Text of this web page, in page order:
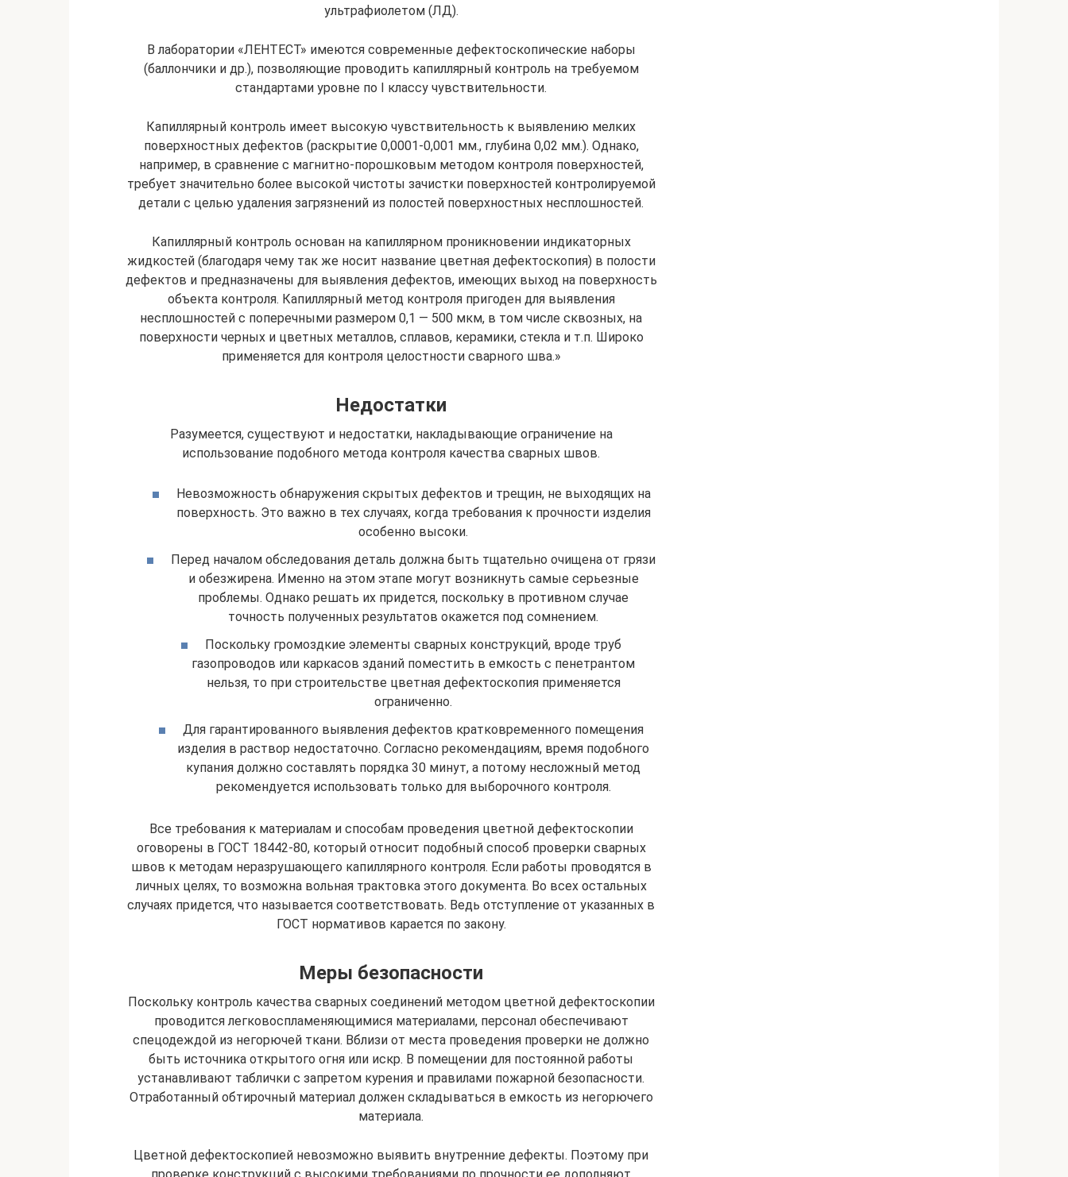
ультрафиолетом (ЛД).
В лаборатории «ЛЕНТЕСТ» имеются современные дефектоскопические наборы
(баллончики и др.), позволяющие проводить капиллярный контроль на требуемом
стандартами уровне по I классу чувствительности.
Капиллярный контроль имеет высокую чувствительность к выявлению мелких
поверхностных дефектов (раскрытие 0,0001-0,001 мм., глубина 0,02 мм.). Однако,
например, в сравнение с магнитно-порошковым методом контроля поверхностей,
требует значительно более высокой чистоты зачистки поверхностей контролируемой
детали с целью удаления загрязнений из полостей поверхностных несплошностей.
Капиллярный контроль основан на капиллярном проникновении индикаторных
жидкостей (благодаря чему так же носит название цветная дефектоскопия) в полости
дефектов и предназначены для выявления дефектов, имеющих выход на поверхность
объекта контроля. Капиллярный метод контроля пригоден для выявления
несплошностей с поперечными размером 0,1 — 500 мкм, в том числе сквозных, на
поверхности черных и цветных металлов, сплавов, керамики, стекла и т.п. Широко
применяется для контроля целостности сварного шва.»
Недостатки
Разумеется, существуют и недостатки, накладывающие ограничение на
использование подобного метода контроля качества сварных швов.
Невозможность обнаружения скрытых дефектов и трещин, не выходящих на
поверхность. Это важно в тех случаях, когда требования к прочности изделия
особенно высоки.
Перед началом обследования деталь должна быть тщательно очищена от грязи
и обезжирена. Именно на этом этапе могут возникнуть самые серьезные
проблемы. Однако решать их придется, поскольку в противном случае
точность полученных результатов окажется под сомнением.
Поскольку громоздкие элементы сварных конструкций, вроде труб
газопроводов или каркасов зданий поместить в емкость с пенетрантом
нельзя, то при строительстве цветная дефектоскопия применяется
ограниченно.
Для гарантированного выявления дефектов кратковременного помещения
изделия в раствор недостаточно. Согласно рекомендациям, время подобного
купания должно составлять порядка 30 минут, а потому несложный метод
рекомендуется использовать только для выборочного контроля.
Все требования к материалам и способам проведения цветной дефектоскопии
оговорены в ГОСТ 18442-80, который относит подобный способ проверки сварных
швов к методам неразрушающего капиллярного контроля. Если работы проводятся в
личных целях, то возможна вольная трактовка этого документа. Во всех остальных
случаях придется, что называется соответствовать. Ведь отступление от указанных в
ГОСТ нормативов карается по закону.
Меры безопасности
Поскольку контроль качества сварных соединений методом цветной дефектоскопии
проводится легковоспламеняющимися материалами, персонал обеспечивают
спецодеждой из негорючей ткани. Вблизи от места проведения проверки не должно
быть источника открытого огня или искр. В помещении для постоянной работы
устанавливают таблички с запретом курения и правилами пожарной безопасности.
Отработанный обтирочный материал должен складываться в емкость из негорючего
материала.
Цветной дефектоскопией невозможно выявить внутренние дефекты. Поэтому при